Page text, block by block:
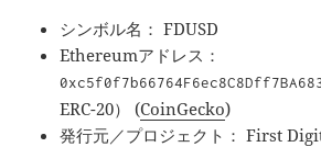
シンボル名： FDUSD
Ethereumアドレス：
ERC-20） (CoinGecko)
発行元／プロジェクト： First